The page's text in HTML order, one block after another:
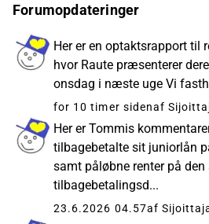
Forumopdateringer
Her er en optaktsrapport til
hvor Raute præsenterer
onsdag i næste uge Vi
for 10 timer sidenaf
Her er Tommis
tilbagebetalte sit juniorlån
samt påløbne renter på
tilbagebetalingsd...
23.6.2026 04.57af